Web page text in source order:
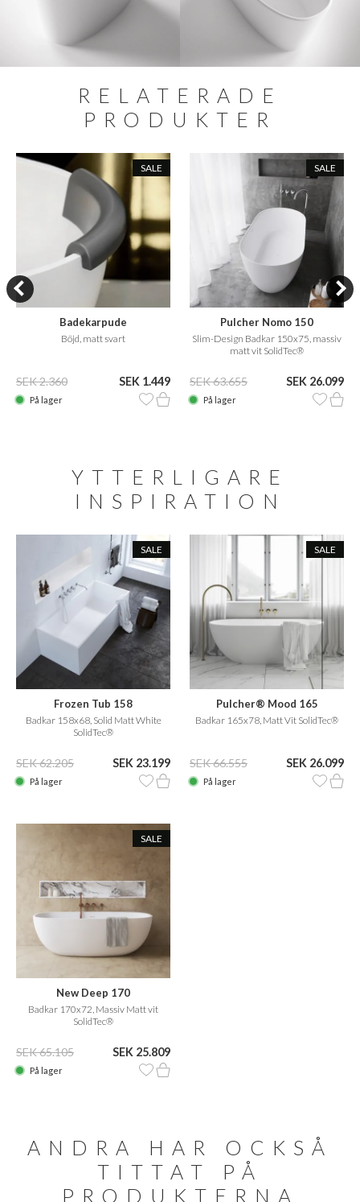
RELATERADE
PRODUKTER
SALE
Badekarpude
Böjd, matt svart
SEK 2.360 SEK 1.449
På lager
SALE
Pulcher Nomo 150
Slim-Design Badkar 150x75, massiv
matt vit SolidTec®
SEK 63.655 SEK 26.099
På lager
YTTERLIGARE
INSPIRATION
SALE
Frozen Tub 158
Badkar 158x68, Solid Matt White
SolidTec®
SEK 62.205 SEK 23.199
På lager
SALE
Pulcher® Mood 165
Badkar 165x78, Matt Vit SolidTec®
SEK 66.555 SEK 26.099
På lager
SALE
New Deep 170
Badkar 170x72, Massiv Matt vit
SolidTec®
SEK 65.105 SEK 25.809
På lager
ANDRA HAR OCKSÅ
TITTAT PÅ
PRODUKTERNA